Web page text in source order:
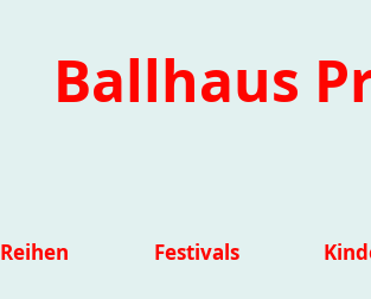
Ballhaus
Reihen Festivals